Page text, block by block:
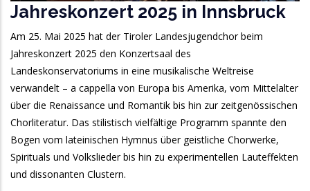
Jahreskonzert 2025 in Innsbruck
Am 25. Mai 2025 hat der Tiroler Landesjugendchor beim
Jahreskonzert 2025 den Konzertsaal des
Landeskonservatoriums in eine musikalische Weltreise
verwandelt – a cappella von Europa bis Amerika, vom Mittelalter
über die Renaissance und Romantik bis hin zur zeitgenössischen
Chorliteratur. Das stilistisch vielfältige Programm spannte den
Bogen vom lateinischen Hymnus über geistliche Chorwerke,
Spirituals und Volkslieder bis hin zu experimentellen Lauteffekten
und dissonanten Clustern.